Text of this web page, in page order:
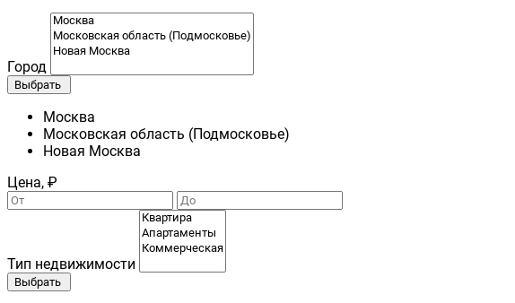
Город
Выбрать
Москва
Московская область (Подмосковье)
Новая Москва
Цена, ₽
Тип недвижимости
Выбрать